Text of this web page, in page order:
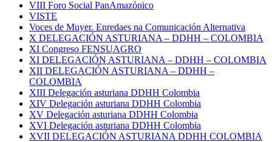
VIII Foro Social PanAmazónico
VISTE
Voces de Muyer. Enredaes na Comunicación Alternativa
X DELEGACIÓN ASTURIANA – DDHH – COLOMBIA
XI Congreso FENSUAGRO
XI DELEGACIÓN ASTURIANA – DDHH – COLOMBIA
XII DELEGACIÓN ASTURIANA – DDHH –
COLOMBIA
XIII Delegación asturiana DDHH Colombia
XIV Delegación asturiana DDHH Colombia
XV Delegación asturiana DDHH Colombia
XVI Delegación asturiana DDHH Colombia
XVII DELEGACIÓN ASTURIANA DDHH COLOMBIA